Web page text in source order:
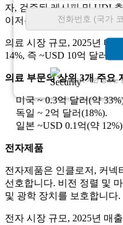
고객님의 개인 정보는
자, 검증된 레시피 및 UDI
이저는 민감한 부품의 열부
의료 시장 규모, 2025년 매
14%, 즉 ~USD 10억 달러를
의료 부문의 상위 3개 주요
미국 ~ 0.3억 달러(약
독일 ~ 2억 달러(18%).
일본 ~USD 0.1억(약
전자제품
전자제품은 인클로저, 커넥
선호합니다. 비전 정렬 및
및 광학 장치를 보호합니다.
전자 시장 규모, 2025년 매